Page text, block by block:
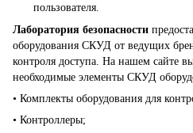
пользователя.
Лаборатория безопасности
оборудования СКУД от ведущих
контроля доступа. На нашем сайте
необходимые элементы СКУД
• Комплекты оборудования для
• Контроллеры;